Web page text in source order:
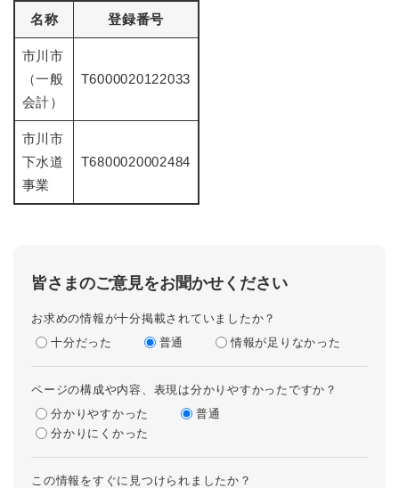
名称 登録番号
市川市
（一般
会計）
T6000020122033
市川市
下水道
事業
T6800020002484
皆さまのご意見をお聞かせください
お求めの情報が十分掲載されていましたか？
十分だった
普通 情報が足りなかった
ページの構成や内容、表現は分かりやすかったですか？
分かりやすかった
普通
分かりにくかった
この情報をすぐに見つけられましたか？